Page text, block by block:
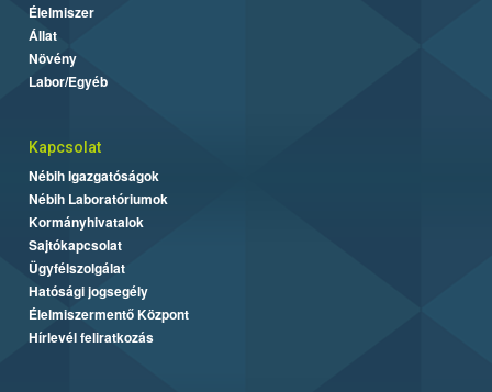
Élelmiszer
Állat
Növény
Labor/Egyéb
Kapcsolat
Nébih Igazgatóságok
Nébih Laboratóriumok
Kormányhivatalok
Sajtókapcsolat
Ügyfélszolgálat
Hatósági jogsegély
Élelmiszermentő Központ
Hírlevél feliratkozás